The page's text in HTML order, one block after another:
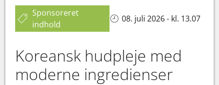
Sponsoreret
indhold
08. juli 2026 - kl. 13.07
Koreansk hudpleje med
moderne ingredienser